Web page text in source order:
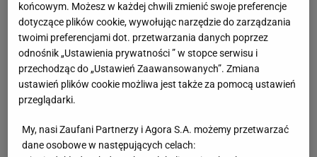
końcowym. Możesz w każdej chwili zmienić swoje preferencje
dotyczące plików cookie, wywołując narzędzie do zarządzania
twoimi preferencjami dot. przetwarzania danych poprzez
odnośnik „Ustawienia prywatności ” w stopce serwisu i
przechodząc do „Ustawień Zaawansowanych”. Zmiana
ustawień plików cookie możliwa jest także za pomocą ustawień
przeglądarki.
My, nasi Zaufani Partnerzy i Agora S.A. możemy przetwarzać
dane osobowe w następujących celach: